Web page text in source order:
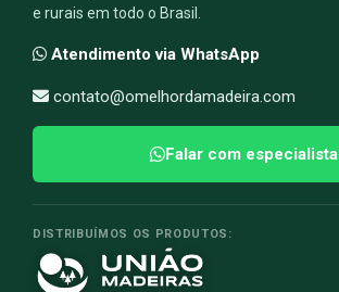
e rurais em todo o Brasil.
Atendimento via WhatsApp
contato@omelhordamadeira.com
Falar com especialista
DISTRIBUÍMOS OS PRODUTOS: